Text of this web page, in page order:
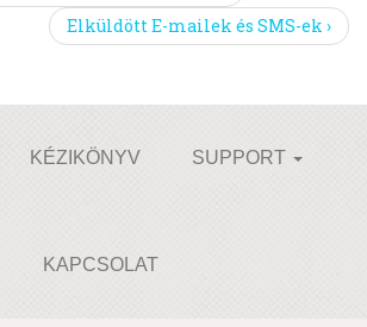
Elküldött E-mailek és SMS-ek ›
KÉZIKÖNYV SUPPORT
KAPCSOLAT